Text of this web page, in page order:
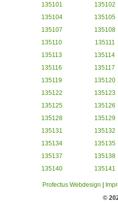
135101
135102
135104
135105
135107
135108
135110
135111
135113
135114
135116
135117
135119
135120
135122
135123
135125
135126
135128
135129
135131
135132
135134
135135
135137
135138
135140
135141
Profectus Webdesign
©